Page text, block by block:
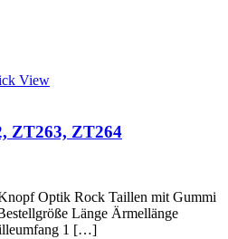
View
ZT263, ZT264
Optik Rock Taillen mit Gummi
Länge Ärmellänge
1 […]